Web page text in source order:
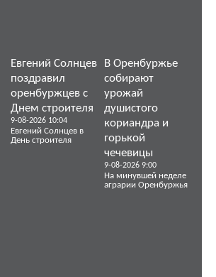
Евгений Солнцев
поздравил
оренбуржцев с
Днем строителя
9-08-2026 10:04
Евгений Солнцев в
День строителя
В Оренбуржье
собирают
урожай
душистого
кориандра и
горькой
чечевицы
9-08-2026 9:00
На минувшей неделе
аграрии Оренбуржья